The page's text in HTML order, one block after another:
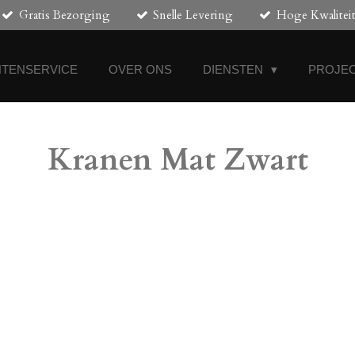
Gratis Bezorging Snelle Levering Hoge Kwaliteit
OVER ONS DIENSTEN
Kranen Mat Zwart